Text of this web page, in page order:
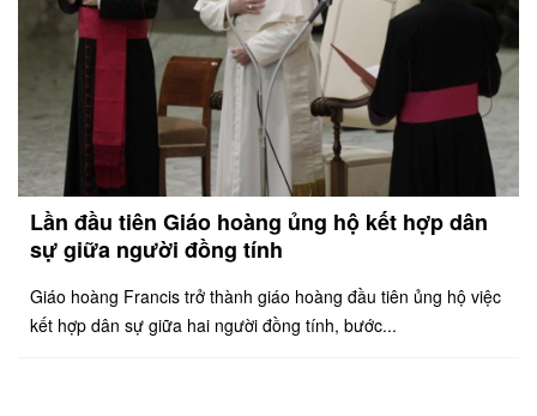
Lần đầu tiên Giáo hoàng ủng hộ kết hợp dân
sự giữa người đồng tính
Giáo hoàng Francis trở thành giáo hoàng đầu tiên ủng hộ việc
kết hợp dân sự giữa hai người đồng tính, bước...